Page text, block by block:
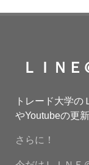
ＬＩＮ
トレード大学の
やYoutubeの更
さらに！